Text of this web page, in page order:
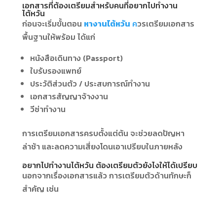
เอกสารที่ต้องเตรียมสำหรับคนที่อยากไปทำงาน
ไต้หวัน
ก่อนจะเริ่มขั้นตอน หางานไต้หวัน ควรเตรียมเอกสาร
พื้นฐานให้พร้อม ได้แก่
หนังสือเดินทาง (Passport)
ใบรับรองแพทย์
ประวัติส่วนตัว / ประสบการณ์ทำงาน
เอกสารสัญญาจ้างงาน
วีซ่าทำงาน
การเตรียมเอกสารครบตั้งแต่ต้น จะช่วยลดปัญหา
ล่าช้า และลดความเสี่ยงโดนเอาเปรียบในภายหลัง
อยากไปทำงานไต้หวัน ต้องเตรียมตัวยังไงให้ได้เปรียบ
นอกจากเรื่องเอกสารแล้ว การเตรียมตัวด้านทักษะก็
สำคัญ เช่น